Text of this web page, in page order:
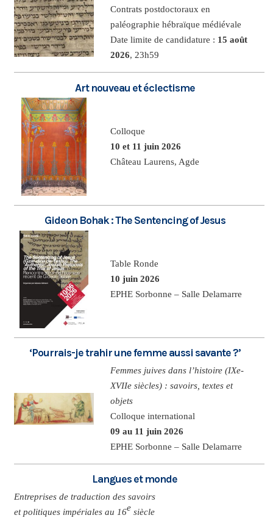
Contrats postdoctoraux en
paléographie hébraïque médiévale
Date limite de candidature : 15 août
2026, 23h59
Art nouveau et éclectisme
Colloque
10 et 11 juin 2026
Château Laurens, Agde
Gideon Bohak : The Sentencing of Jesus
Table Ronde
10 juin 2026
EPHE Sorbonne – Salle Delamarre
‘Pourrais-je trahir une femme aussi savante ?’
Femmes juives dans l’histoire (IXe-
XVIIe siècles) : savoirs, textes et
objets
Colloque international
09 au 11 juin 2026
EPHE Sorbonne – Salle Delamarre
Langues et monde
Entreprises de traduction des savoirs
et politiques impériales au 16e siècle